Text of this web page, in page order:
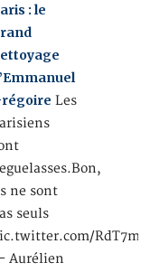
: le
Les
ne sont
seuls
Aurélien